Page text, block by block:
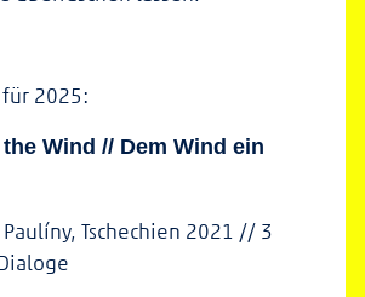
2025:
Wind // Dem Wind ein
Tschechien 2021 // 3